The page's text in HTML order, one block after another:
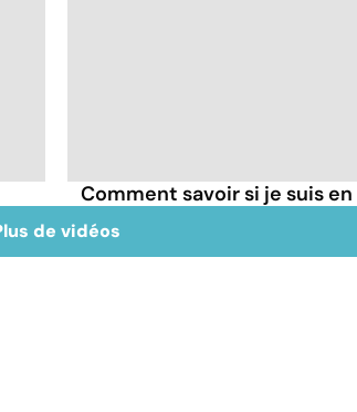
Comment savoir si je suis
de vidéos